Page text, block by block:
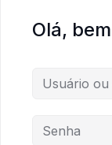
Olá,